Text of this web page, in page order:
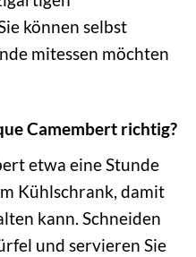
können selbst
mitessen möchten
Camembert richtig?
etwa eine Stunde
Kühlschrank, damit
kann. Schneiden
und servieren Sie